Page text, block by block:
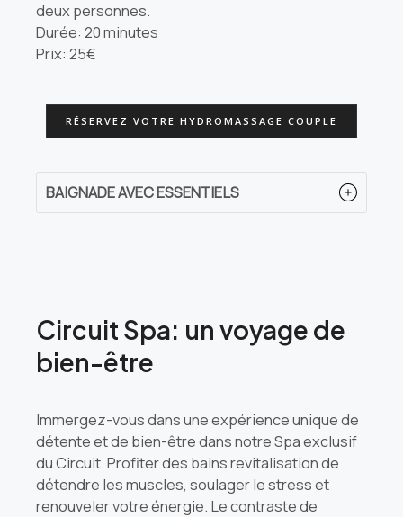
deux personnes.
Durée: 20 minutes
Prix: 25€
RÉSERVEZ VOTRE HYDROMASSAGE COUPLE
BAIGNADE AVEC ESSENTIELS
Circuit Spa: un voyage de
bien-être
Immergez-vous dans une expérience unique de
détente et de bien-être dans notre Spa exclusif
du Circuit. Profiter des bains revitalisation de
détendre les muscles, soulager le stress et
renouveler votre énergie. Le contraste de